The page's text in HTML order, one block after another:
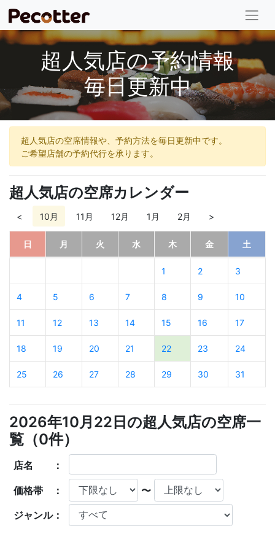
超人気店の予約情報
毎日更新中
超人気店の空席情報や、予約方法を毎日更新中です。
ご希望店舗の予約代行を承ります。
超人気店の空席カレンダー
< 10月 11月 12月 1月 2月 >
日 月 火 水 木 金 土
1 2 3
4 5 6 7 8 9 10
11 12 13 14 15 16 17
18 19 20 21 22 23 24
25 26 27 28 29 30 31
2026年10月22日の超人気店の空席一
覧（0件）
店名 ：
価格帯 ： 〜
ジャンル：